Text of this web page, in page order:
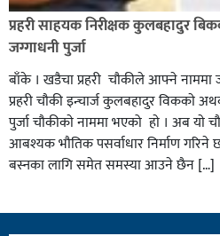
प्रहरी साहयक निरीक्षक कुलबहादुर
जग्गाधनी पुर्जा
बाँके । खडैचा प्रहरी चाैकीले आफ्ने नाममा
प्रहरी चाैकी इन्चार्ज कुलबहादुर विककाे
पुर्जा चाैकीकाे नाममा भएको हाे । अब याे
आबश्यक भाैतिक पसर्वाधार निर्माण गरिने
बस्नका लागि समेत समस्या आउने छैन […]